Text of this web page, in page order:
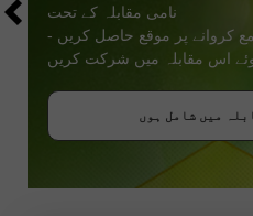
نامی مقابلہ کے تحت
میں 3000 ڈالر جمع کروانے پر موقع حاصل کریں -
اس مقابلہ میں شرکت کریں
میں شامل ہوں
بونس حاصل کریں